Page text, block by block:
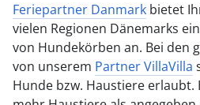
Feriepartner Danmark bietet
vielen Regionen Dänemarks
von Hundekörben an. Bei den
von unserem Partner VillaVilla
Hunde bzw. Haustiere erlaubt.